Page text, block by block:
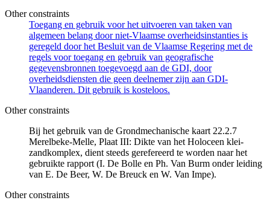
Other constraints
Toegang en gebruik voor het uitvoeren van taken van
algemeen belang door niet-Vlaamse overheidsinstanties is
geregeld door het Besluit van de Vlaamse Regering met de
regels voor toegang en gebruik van geografische
gegevensbronnen toegevoegd aan de GDI, door
overheidsdiensten die geen deelnemer zijn aan GDI-
Vlaanderen. Dit gebruik is kosteloos.
Other constraints
Bij het gebruik van de Grondmechanische kaart 22.2.7
Merelbeke-Melle, Plaat III: Dikte van het Holoceen klei-
zandkomplex, dient steeds gerefereerd te worden naar het
gebruikte rapport (I. De Bolle en Ph. Van Burm onder leiding
van E. De Beer, W. De Breuck en W. Van Impe).
Other constraints